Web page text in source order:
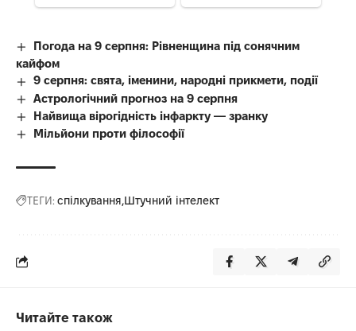
Погода на 9 серпня: Рівненщина під сонячним
кайфом
9 серпня: свята, іменини, народні прикмети, події
Астрологічний прогноз на 9 серпня
Найвища вірогідність інфаркту — зранку
Мільйони проти філософії
ТЕГИ: спілкування Штучний інтелект
Читайте також